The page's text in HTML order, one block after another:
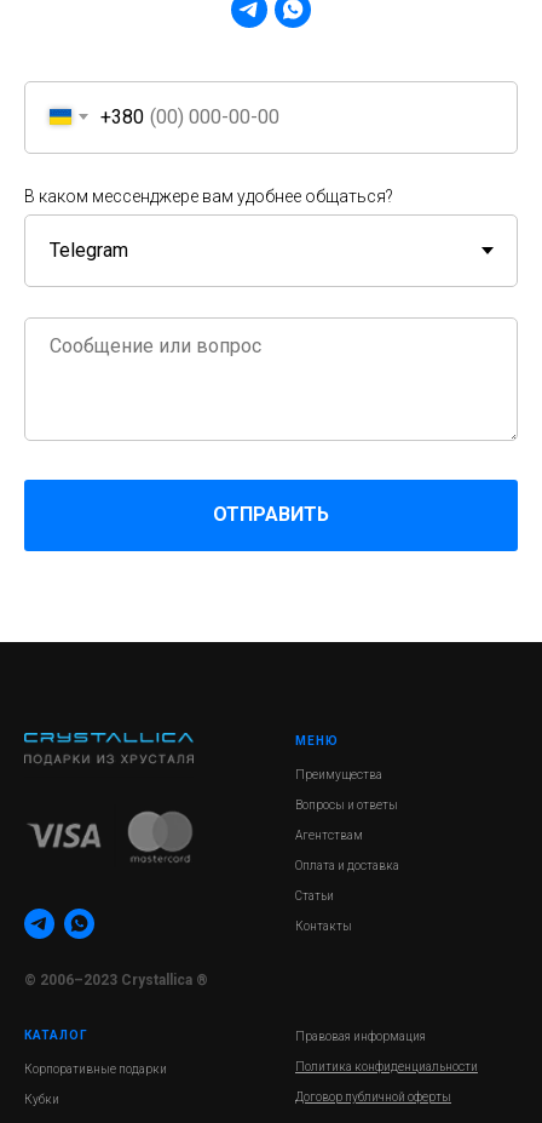
+380
В каком мессенджере вам удобнее общаться?
ОТПРАВИТЬ
© 2006–2023 Crystallica ®
МЕНЮ
Преимущества
Вопросы и ответы
Агентствам
Оплата и доставка
Статьи
Контакты
КАТАЛОГ
Корпоративные подарки
Кубки
Правовая информация
Политика конфиденциальности
Договор публичной оферты